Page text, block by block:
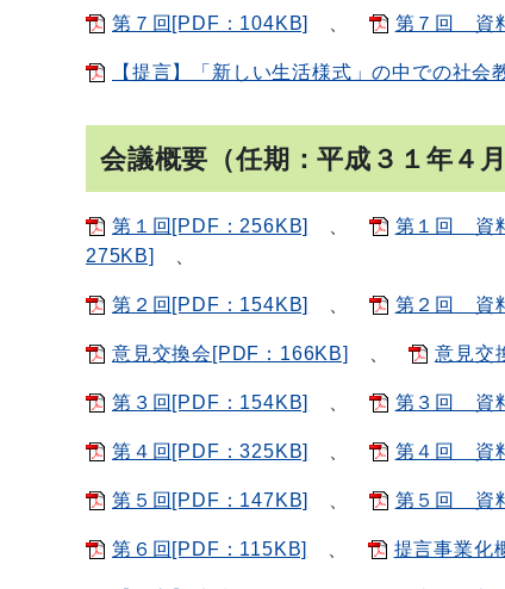
第７回[PDF：104KB] 第７回 資
【提言】「新しい生活様式」の中での社会
会議概要（任期：平成３１年４
第１回[PDF：256KB] 第１回 資
275KB]
第２回[PDF：154KB] 第２回 資
意見交換会[PDF：166KB] 、 意見交
第３回[PDF：154KB] 第３回 資
第４回[PDF：325KB] 第４回 資
第５回[PDF：147KB] 第５回 資
第６回[PDF：115KB] 提言事業化